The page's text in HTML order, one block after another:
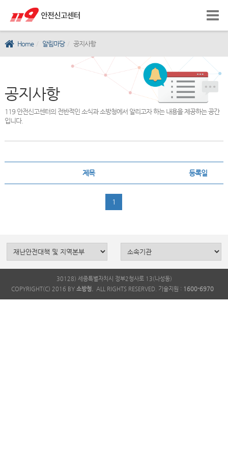
Home 알림마당 공지사항
공지사항
119 안전신고센터의 전반적인 소식과 소방청에서 알리고자 하는 내용을 제공하는 공간
입니다.
제목 등록일
1
30128) 세종특별자치시 정부2청사로 13(나성동)
COPYRIGHT(C) 2016 BY 소방청. ALL RIGHTS RESERVED. 기술지원 : 1600-6970